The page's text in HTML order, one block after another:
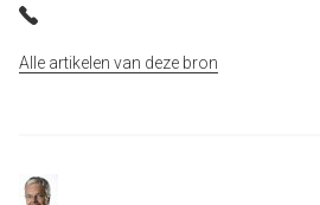
Alle artikelen van deze bron